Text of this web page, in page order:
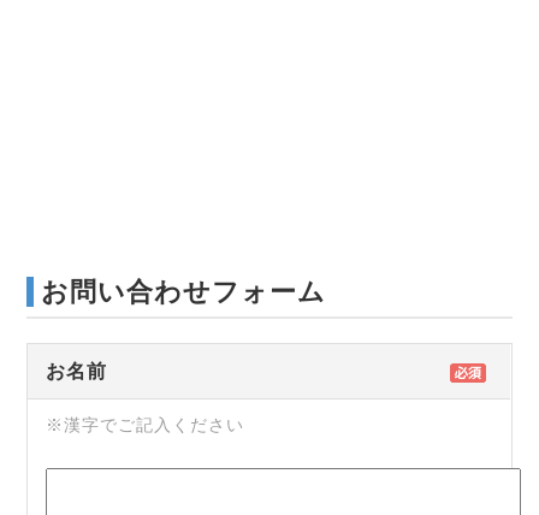
お問い合わせフォーム
お名前
※漢字でご記入ください